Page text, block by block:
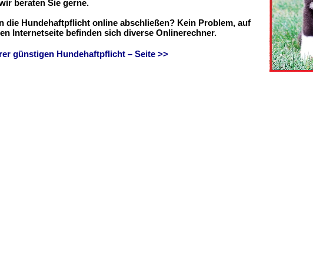
beraten Sie gerne.
die Hundehaftpflicht online abschließen? Kein Problem, auf
Internetseite befinden sich diverse Onlinerechner.
günstigen Hundehaftpflicht – Seite >>